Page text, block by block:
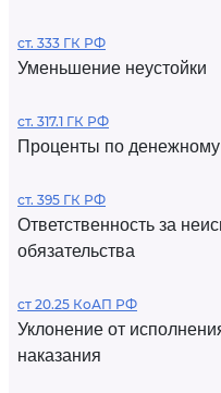
ст. 333 ГК РФ
Уменьшение неустойки
ст. 317.1 ГК РФ
Проценты по денежному
ст. 395 ГК РФ
Ответственность за
обязательства
ст 20.25 КоАП РФ
Уклонение от
наказания